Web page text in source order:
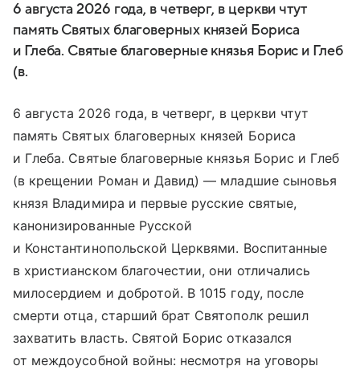
6 августа 2026 года, в четверг, в церкви чтут
память Святых благоверных князей Бориса
и Глеба. Святые благоверные князья Борис и Глеб
(в.
6 августа 2026 года, в четверг, в церкви чтут
память Святых благоверных князей Бориса
и Глеба. Святые благоверные князья Борис и Глеб
(в крещении Роман и Давид) — младшие сыновья
князя Владимира и первые русские святые,
канонизированные Русской
и Константинопольской Церквями. Воспитанные
в христианском благочестии, они отличались
милосердием и добротой. В 1015 году, после
смерти отца, старший брат Святополк решил
захватить власть. Святой Борис отказался
от междоусобной войны: несмотря на уговоры